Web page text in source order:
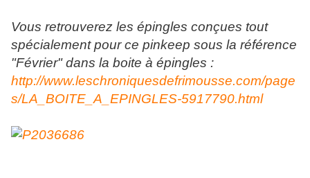
Vous retrouverez les épingles conçues tout
spécialement pour ce pinkeep sous la référence
"Février" dans la boite à épingles :
http://www.leschroniquesdefrimousse.com/page
s/LA_BOITE_A_EPINGLES-5917790.html